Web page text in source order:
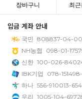
장바구니 최
입금 계좌 안내
국민 808837-04-
NH농협
098-01-
신한 100-026-
IBK기업
078-
하나 556-910013-
우리 1005-104-